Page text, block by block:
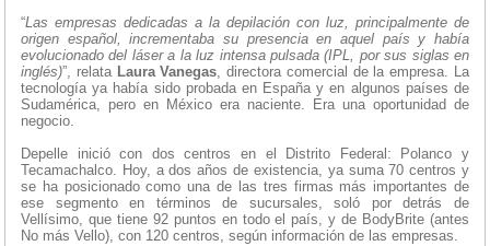
“Las empresas dedicadas a la depilación con luz, principalmente de
origen español, incrementaba su presencia en aquel país y había
evolucionado del láser a la luz intensa pulsada (IPL, por sus siglas en
inglés)”, relata Laura Vanegas, directora comercial de la empresa. La
tecnología ya había sido probada en España y en algunos países de
Sudamérica, pero en México era naciente. Era una oportunidad de
negocio.
Depelle inició con dos centros en el Distrito Federal: Polanco y
Tecamachalco. Hoy, a dos años de existencia, ya suma 70 centros y
se ha posicionado como una de las tres firmas más importantes de
ese segmento en términos de sucursales, soló por detrás de
Vellísimo, que tiene 92 puntos en todo el país, y de BodyBrite (antes
No más Vello), con 120 centros, según información de las empresas.